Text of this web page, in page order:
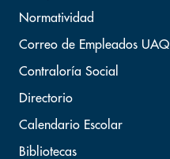
Normatividad
Correo de Empleados UAQ
Contraloría Social
Directorio
Calendario Escolar
Bibliotecas